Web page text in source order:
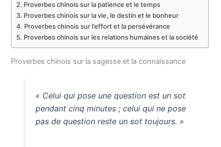
Proverbes chinois sur la patience et le temps
Proverbes chinois sur la vie, le destin et le bonheur
Proverbes chinois sur l’effort et la persévérance
Proverbes chinois sur les relations humaines et la société
Proverbes chinois sur la sagesse et la connaissance
« Celui qui pose une question est un sot
pendant cinq minutes ; celui qui ne pose
pas de question reste un sot toujours. »